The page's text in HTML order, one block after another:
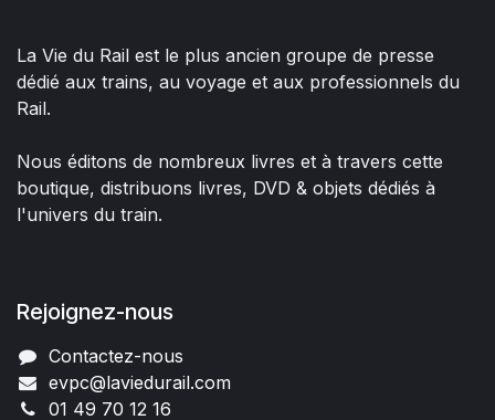
La Vie du Rail est le plus ancien groupe de presse
dédié aux trains, au voyage et aux professionnels du
Rail.
Nous éditons de nombreux livres et à travers cette
boutique, distribuons livres, DVD & objets dédiés à
l'univers du train.
Rejoignez-nous
Contactez-nous
evpc@laviedurail.com
01 49 70 12 16